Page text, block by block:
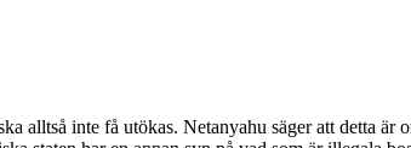
alltså inte få utökas. Netanyahu säger att detta